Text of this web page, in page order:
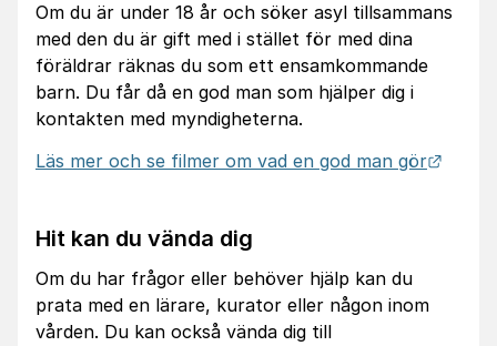
Om du är under 18 år och söker asyl tillsammans
med den du är gift med i stället för med dina
föräldrar räknas du som ett ensamkommande
barn. Du får då en god man som hjälper dig i
kontakten med myndigheterna.
Läs mer och se filmer om vad en god man gör
Hit kan du vända dig
Om du har frågor eller behöver hjälp kan du
prata med en lärare, kurator eller någon inom
vården. Du kan också vända dig till